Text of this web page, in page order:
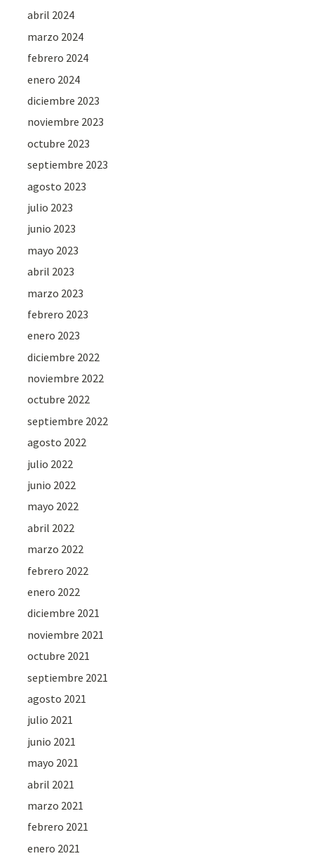
abril 2024
marzo 2024
febrero 2024
enero 2024
diciembre 2023
noviembre 2023
octubre 2023
septiembre 2023
agosto 2023
julio 2023
junio 2023
mayo 2023
abril 2023
marzo 2023
febrero 2023
enero 2023
diciembre 2022
noviembre 2022
octubre 2022
septiembre 2022
agosto 2022
julio 2022
junio 2022
mayo 2022
abril 2022
marzo 2022
febrero 2022
enero 2022
diciembre 2021
noviembre 2021
octubre 2021
septiembre 2021
agosto 2021
julio 2021
junio 2021
mayo 2021
abril 2021
marzo 2021
febrero 2021
enero 2021